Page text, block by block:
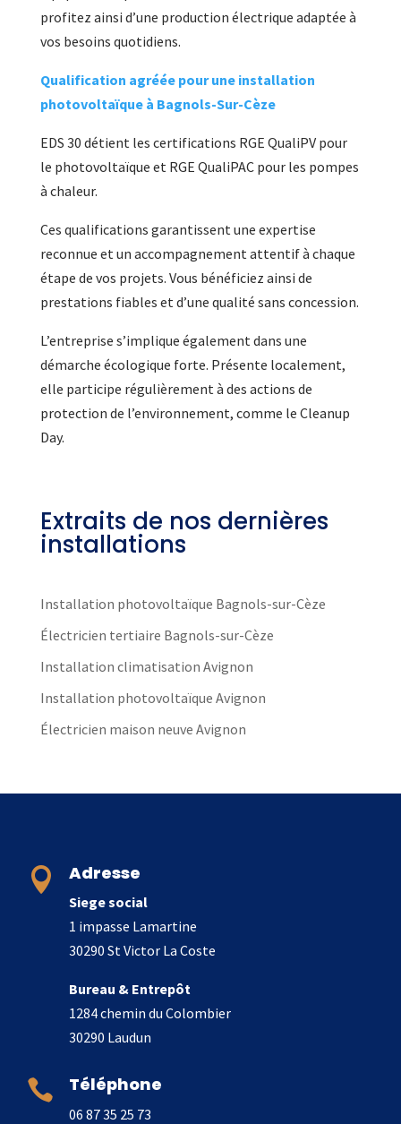
profitez ainsi d’une production électrique adaptée à
vos besoins quotidiens.
Qualification agréée pour une installation
photovoltaïque à Bagnols-Sur-Cèze
EDS 30 détient les certifications RGE QualiPV pour
le photovoltaïque et RGE QualiPAC pour les pompes
à chaleur.
Ces qualifications garantissent une expertise
reconnue et un accompagnement attentif à chaque
étape de vos projets. Vous bénéficiez ainsi de
prestations fiables et d’une qualité sans concession.
L’entreprise s’implique également dans une
démarche écologique forte. Présente localement,
elle participe régulièrement à des actions de
protection de l’environnement, comme le Cleanup
Day.
Extraits de nos dernières
installations
Installation photovoltaïque Bagnols-sur-Cèze
Électricien tertiaire Bagnols-sur-Cèze
Installation climatisation Avignon
Installation photovoltaïque Avignon
Électricien maison neuve Avignon
 Adresse
Siege social
1 impasse Lamartine
30290 St Victor La Coste
Bureau & Entrepôt
1284 chemin du Colombier
30290 Laudun
 Téléphone
06 87 35 25 73